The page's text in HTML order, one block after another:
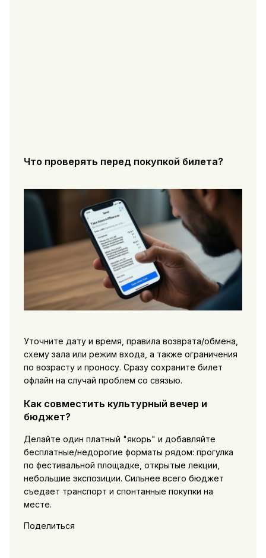
Что проверять перед покупкой билета?
Уточните дату и время, правила возврата/обмена,
схему зала или режим входа, а также ограничения
по возрасту и проносу. Сразу сохраните билет
офлайн на случай проблем со связью.
Как совместить культурный вечер и
бюджет?
Делайте один платный "якорь" и добавляйте
бесплатные/недорогие форматы рядом: прогулка
по фестивальной площадке, открытые лекции,
небольшие экспозиции. Сильнее всего бюджет
съедает транспорт и спонтанные покупки на
месте.
Поделиться